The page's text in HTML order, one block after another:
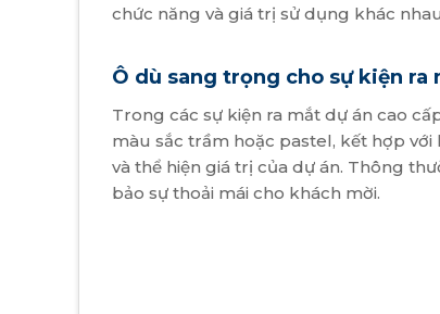
chức năng và giá trị sử dụng khác
Ô dù sang trọng cho sự kiện ra
Trong các sự kiện ra mắt dự án cao
màu sắc trầm hoặc pastel, kết hợp với
và thể hiện giá trị của dự án. Thông
bảo sự thoải mái cho khách mời.